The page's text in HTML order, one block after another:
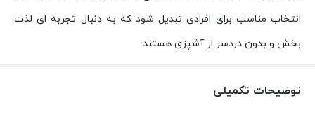
انتخاب مناسب برای افرادی تبدیل شود که به دنبال تجربه ای لذت
بخش و بدون دردسر از آشپزی هستند.
توضیحات تکمیلی